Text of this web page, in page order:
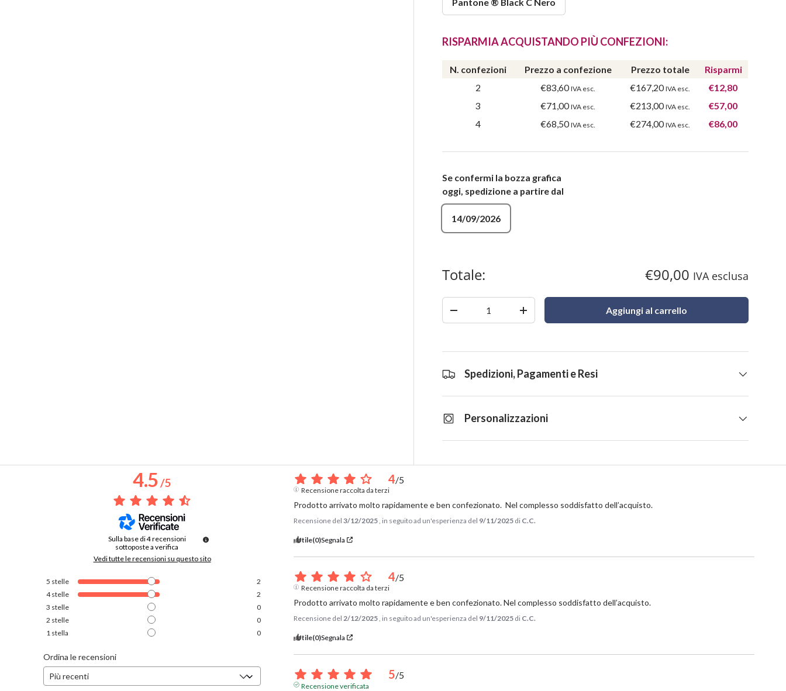
RISPARMIA ACQUISTANDO PIÙ CONFEZIONI:
N. confezioni Prezzo a confezione Prezzo totale
Risparmi
2
€83,60IVA esc. €167,20IVA esc.
€12,80
3
€71,00IVA esc. €213,00IVA esc.
€57,00
4
€68,50IVA esc. €274,00IVA esc. €86,00
Se confermi la bozza grafica
oggi, spedizione a partire dal
14/09/2026
Totale: €90,00 IVA esclusa
+ Aggiungi al carrello
Spedizioni, Pagamenti e Resi
Personalizzazioni
4.5/5
Sulla base di4recensioni
sottoposte a verifica
Vedi tutte le recensioni su questo sito
5 stelle
2
4stelle
2
3 stelle
0
2 stelle
0
1 stella 0
Ordina le recensioni
4/5
Recensione raccolta da terzi
Prodotto arrivato molto rapidamente e ben confezionato.  Nel complesso soddisfatto dell’acquisto.
Recensione del3/12/2025 , in seguito ad un'esperienza del 9/11/2025 di C.C.
Utile(0)Segnala
4/5
Recensione raccolta da terzi
Prodotto arrivato molto rapidamente e ben confezionato. Nel complesso soddisfatto dell’acquisto.
Recensione del 2/12/2025 , in seguito ad un'esperienza del 9/11/2025 di C.C.
Utile(0)Segnala
5/5
Recensione verificata